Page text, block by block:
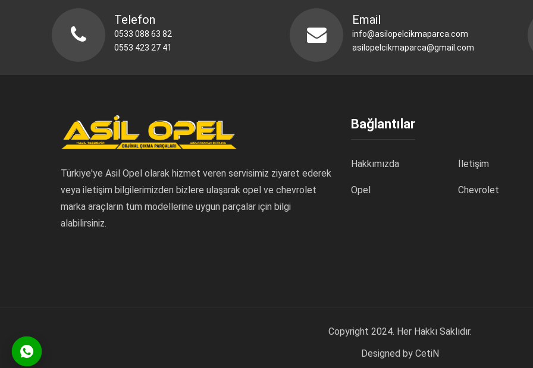
Telefon
0533 088 63 82
0553 423 27 41
Email
info@asilopelcikmaparca.com
asilopelcikmaparca@gmail.com
Türkiye'ye Asil Opel olarak hizmet veren servisimiz ziyaret ederek
veya iletişim bilgilerimizden bizlere ulaşarak opel ve chevrolet
marka araçların tüm modellerine uygun parçalar için bilgi
alabilirsiniz.
Bağlantılar
Hakkımızda İletişim
Opel Chevrolet
Copyright 2024. Her Hakkı Saklıdır.
Designed by CetiN